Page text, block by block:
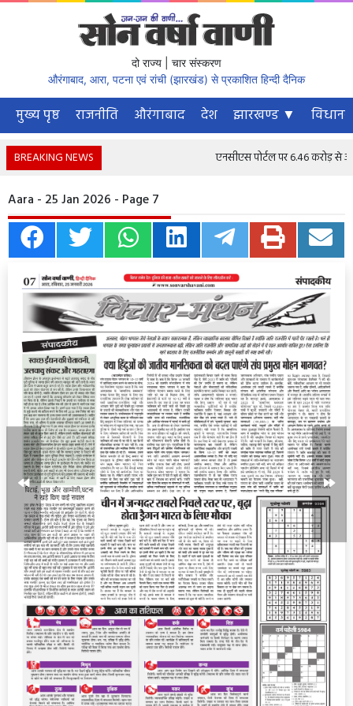
दो राज्य | चार संस्करण
औरंगाबाद, आरा, पटना एवं रांची (झारखंड) से प्रकाशित हिन्दी दैनिक
मुख्य पृष्ठ राजनीति औरंगाबाद देश झारखण्ड ▼
BREAKING NEWS एनसीएस पोर्टल पर 6.46 करोड़ से
Aara - 25 Jan 2026 - Page 7